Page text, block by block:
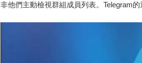
非他們主動檢視群組成員列表。Telegram